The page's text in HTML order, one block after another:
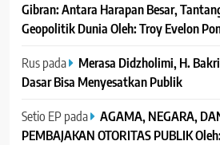
Gibran: Antara Harapan Besar,
Geopolitik Dunia Oleh: Troy Evelon
Ruspada
Merasa Didzholimi, H.
Dasar Bisa Menyesatkan Publik
Setio EP pada
AGAMA, NEGARA,
PEMBAJAKAN OTORITAS PUBLIK